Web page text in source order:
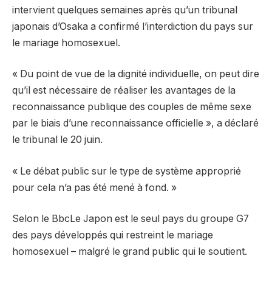
intervient quelques semaines après qu’un tribunal
japonais d’Osaka a confirmé l’interdiction du pays sur
le mariage homosexuel.
« Du point de vue de la dignité individuelle, on peut dire
qu’il est nécessaire de réaliser les avantages de la
reconnaissance publique des couples de même sexe
par le biais d’une reconnaissance officielle », a déclaré
le tribunal le 20 juin.
« Le débat public sur le type de système approprié
pour cela n’a pas été mené à fond. »
Selon le Bbc Le Japon est le seul pays du groupe G7
des pays développés qui restreint le mariage
homosexuel – malgré le grand public qui le soutient.